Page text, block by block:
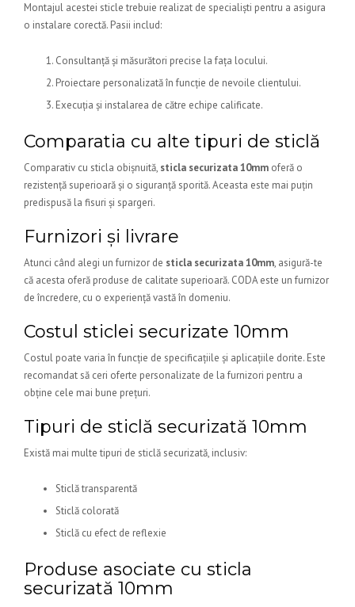
Montajul acestei sticle trebuie realizat de specialiști pentru a asigura
o instalare corectă. Pasii includ:
Consultanță și măsurători precise la fața locului.
Proiectare personalizată în funcție de nevoile clientului.
Execuția și instalarea de către echipe calificate.
Comparatia cu alte tipuri de sticlă
Comparativ cu sticla obișnuită, sticla securizata 10mm oferă o
rezistență superioară și o siguranță sporită. Aceasta este mai puțin
predispusă la fisuri și spargeri.
Furnizori și livrare
Atunci când alegi un furnizor de sticla securizata 10mm, asigură-te
că acesta oferă produse de calitate superioară. CODA este un furnizor
de încredere, cu o experiență vastă în domeniu.
Costul sticlei securizate 10mm
Costul poate varia în funcție de specificațiile și aplicațiile dorite. Este
recomandat să ceri oferte personalizate de la furnizori pentru a
obține cele mai bune prețuri.
Tipuri de sticlă securizată 10mm
Există mai multe tipuri de sticlă securizată, inclusiv:
Sticlă transparentă
Sticlă colorată
Sticlă cu efect de reflexie
Produse asociate cu sticla
securizată 10mm